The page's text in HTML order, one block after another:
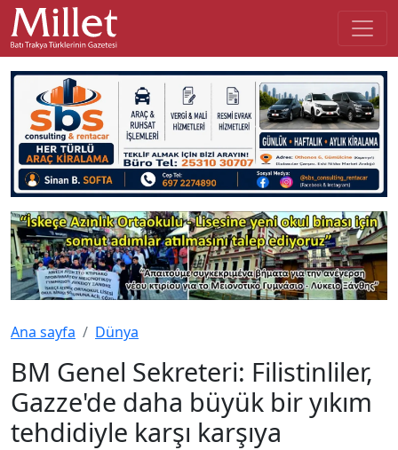
Ana sayfa Dünya
BM Genel Sekreteri: Filistinliler,
Gazze'de daha büyük bir yıkım
tehdidiyle karşı karşıya